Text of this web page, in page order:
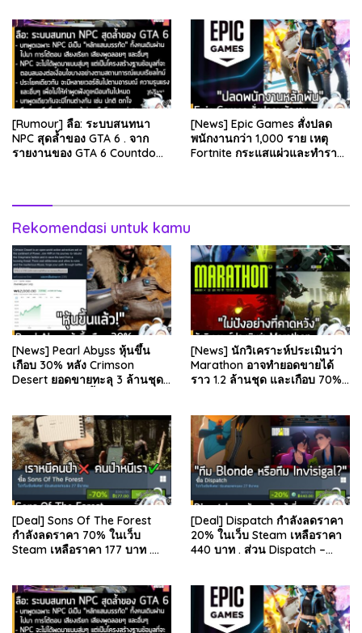
[Rumour] ลือ: ระบบสนทนา
NPC สุดล้ำของ GTA 6 . จาก
รายงานของ GTA 6 Countdown
[News] Epic Games สั่งปลด
พนักงานกว่า 1,000 ราย เหตุ
Fortnite กระแสแผ่วและทำราย
Rekomendasi untuk kamu
[News] Pearl Abyss หุ้นขึ้น
เกือบ 30% หลัง Crimson
Desert ยอดขายทะลุ 3 ล้านชุด
[News] นักวิเคราะห์ประเมินว่า
Marathon อาจทำยอดขายได้
ราว 1.2 ล้านชุด และเกือบ 70%
[Deal] Sons Of The Forest
กำลังลดราคา 70% ในเว็บ
Steam เหลือราคา 177 บาท .
[Deal] Dispatch กำลังลดราคา
20% ในเว็บ Steam เหลือราคา
440 บาท . ส่วน Dispatch –